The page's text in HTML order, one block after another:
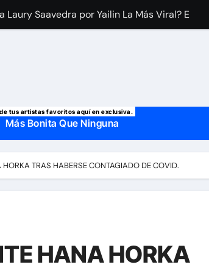
mensaje a Irina Baeva tras imágenes
tus artistas favoritos aquí en exclusiva.
Más Bonita Que Ninguna
TRAS HABERSE CONTAGIADO DE COVID.
HANA HORKA